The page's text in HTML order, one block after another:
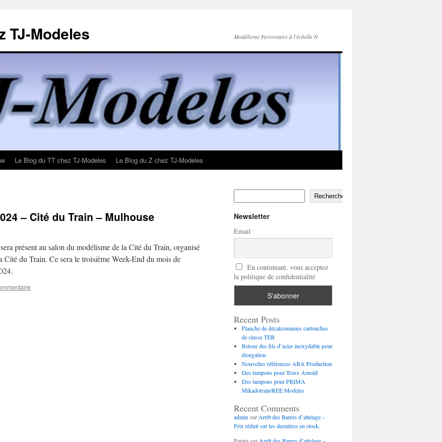
TJ-Modeles Modélisme Ferroviaire à l'échelle N
Le Blog du TT chez TJ-Modeles Le Blog du Z chez TJ-Modeles
– Cité du Train – Mulhouse
présent au salon du modélisme de la Cité du Train, organisé
du Train. Ce sera le troisième Week-End du mois de
Rechercher
Newsletter
Email
En continuant, vous acceptez
la politique de confidentialité
Recent Posts
Planche de décalcomanies cartouches
de classe TER
Retour des fils d’acier inoxydable pour
élongation
Nouvelles références ARA Production
Des tampons pour Traxx Arnold
Des tampons pour PRIMA
Mikadotrain/REE Modeles
Recent Comments
adminsurArrêt des Barres d’attelage –
Prix réduit sur les dernières en stock.